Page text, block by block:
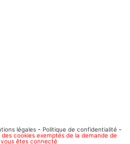
légales - Politique de confidentialité -
des cookies exemptés de la demande de
êtes connecté